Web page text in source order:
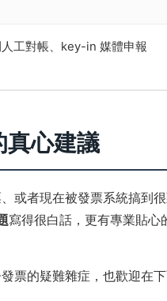
工對帳、key-in 媒體申報
真心建議
或者現在被發票系統搞到
寫得很白話，更有專業貼
票的疑難雜症，也歡迎在